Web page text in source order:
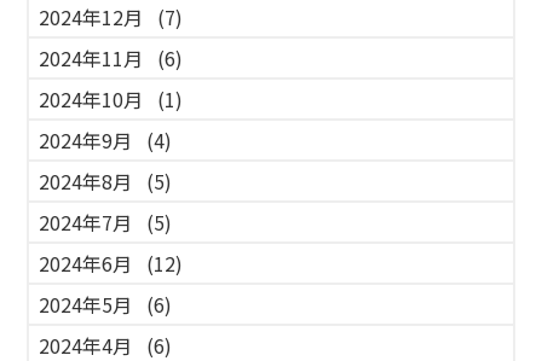
2024年12月
(7)
2024年11月
(6)
2024年10月
(1)
2024年9月
(4)
2024年8月
(5)
2024年7月
(5)
2024年6月
(12)
2024年5月
(6)
2024年4月
(6)